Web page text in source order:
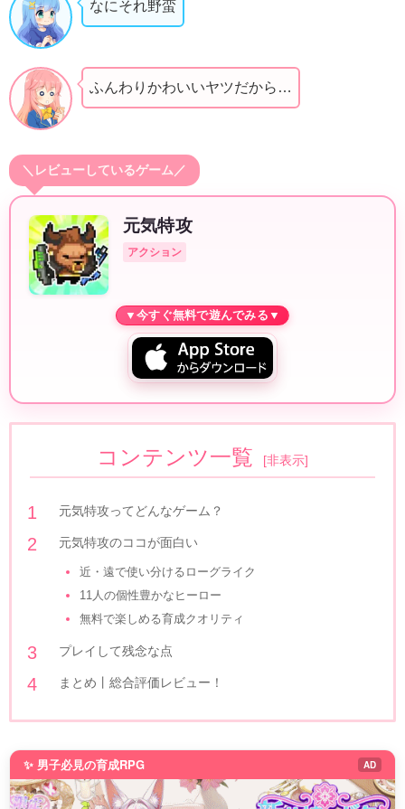
なにそれ野蛮
ふんわりかわいいヤツだから…
＼レビューしているゲーム／
元気特攻
アクション
コンテンツ一覧 [非表示]
元気特攻ってどんなゲーム？
元気特攻のココが面白い
近・遠で使い分けるローグライク
11人の個性豊かなヒーロー
無料で楽しめる育成クオリティ
プレイして残念な点
まとめ丨総合評価レビュー！
✨ 男子必見の育成RPG AD